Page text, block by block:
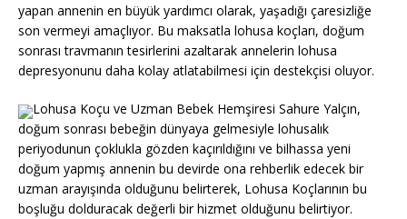
yapan annenin en büyük yardımcı olarak, yaşadığı çaresizliğe
son vermeyi amaçlıyor. Bu maksatla lohusa koçları, doğum
sonrası travmanın tesirlerini azaltarak annelerin lohusa
depresyonunu daha kolay atlatabilmesi için destekçisi oluyor.
Lohusa Koçu ve Uzman Bebek Hemşiresi Sahure Yalçın,
doğum sonrası bebeğin dünyaya gelmesiyle lohusalık
periyodunun çoklukla gözden kaçırıldığını ve bilhassa yeni
doğum yapmış annenin bu devirde ona rehberlik edecek bir
uzman arayışında olduğunu belirterek, Lohusa Koçlarının bu
boşluğu dolduracak değerli bir hizmet olduğunu belirtiyor.